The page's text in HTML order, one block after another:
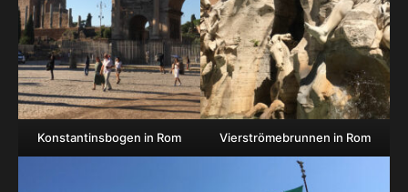
Konstantinsbogen in Rom Vierströmebrunnen in Rom